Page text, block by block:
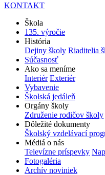
KONTAKT
Škola
135. výročie
História
Dejiny školy Riaditelia
Súčasnosť
Ako sa meníme
Interiér Exteriér
Vybavenie
Školská jedáleň
Orgány školy
Združenie rodičov školy
Dôležité dokumenty
Školský vzdelávací
Médiá o nás
Televízne príspevky
Fotogaléria
Archív noviniek